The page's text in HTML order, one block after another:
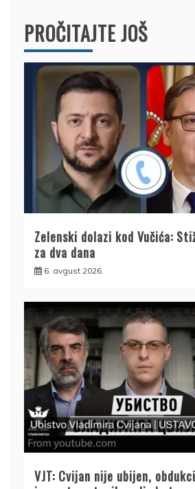
PROČITAJTE JOŠ
Zelenski dolazi kod Vučića:
za dva dana
6. avgust 2026.
VJT: Cvijan nije ubijen,